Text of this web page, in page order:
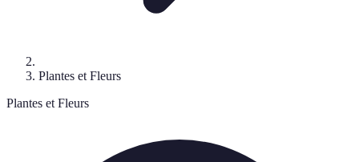
Plantes et Fleurs
Plantes et Fleurs